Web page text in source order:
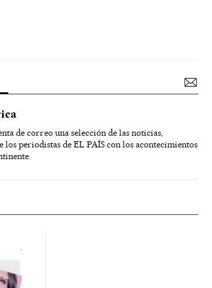
de correo una selección de las noticias,
los periodistas de EL PAÍS con los acontecimientos